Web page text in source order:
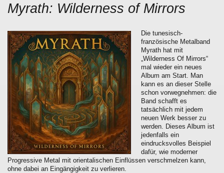
Myrath: Wilderness of Mirrors
Die tunesisch-
französische Metalband
Myrath hat mit
„Wilderness Of Mirrors“
mal wieder ein neues
Album am Start. Man
kann es an dieser Stelle
schon vorwegnehmen: die
Band schafft es
tatsächlich mit jedem
neuen Werk besser zu
werden. Dieses Album ist
jedenfalls ein
eindrucksvolles Beispiel
dafür, wie moderner
Progressive Metal mit orientalischen Einflüssen verschmelzen kann,
ohne dabei an Eingängigkeit zu verlieren.